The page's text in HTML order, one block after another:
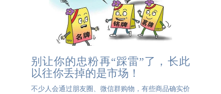
别让你的忠粉再“踩雷”了，长此
以往你丢掉的是市场！
不少人会通过朋友圈、微信群购物，有些商品确实价